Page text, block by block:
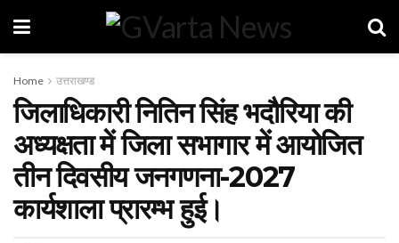
Home उत्तराखण्ड
जिलाधिकारी नितिन सिंह भदौरिया की
अध्यक्षता में जिला सभागार में आयोजित
तीन दिवसीय जनगणना-2027
कार्यशाला प्रारम्भ हुई।